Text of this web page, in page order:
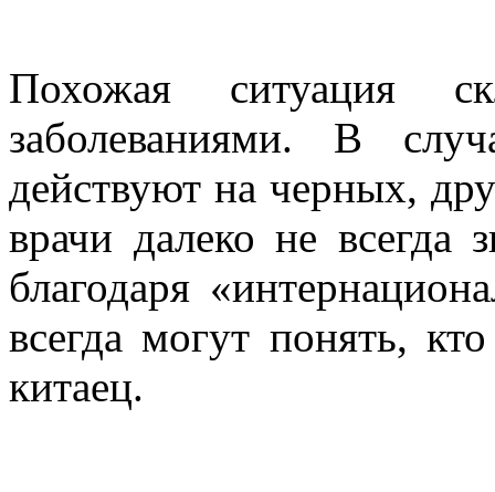
Похожая ситуация
заболеваниями. В
действуют на черных,
врачи далеко не всегда
благодаря
всегда могут понять,
китаец.